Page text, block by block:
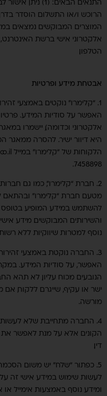
אלקטרוני אישי ברשת
הטלפון.
אבטחת מידע ופרטיות
1. “קלימרו” נוקטים באמצעי
האפשר על סודיות המידע.
אלקטרוני וכדומה), יישמרו
היא דיוור ישיר. להסרה ממאגר
7458898.
2. חברת “קלימרו”, כמו גם
מטעם חברת “קלימרו” ובהתאם
להשתמש במידע המופיע
והשירותים המבוקשים. מידע
נוסף למטרות שיווקיות ללא
3. החברה נוקטת באמצעי
האפשר, על סודיות המידע.
הנובעים מכוח עליון, לא תהא
ישר או עקיף, שייגרם ללקוח,
מורשה.
4. החברה מתחייבת שלא
הקונים אלא על מנת לאפשר
דין.
5. כפתור “שלח” יש משום
לעשות שימוש במידע אישי זה
ומידע נוסף באמצעות אימייל